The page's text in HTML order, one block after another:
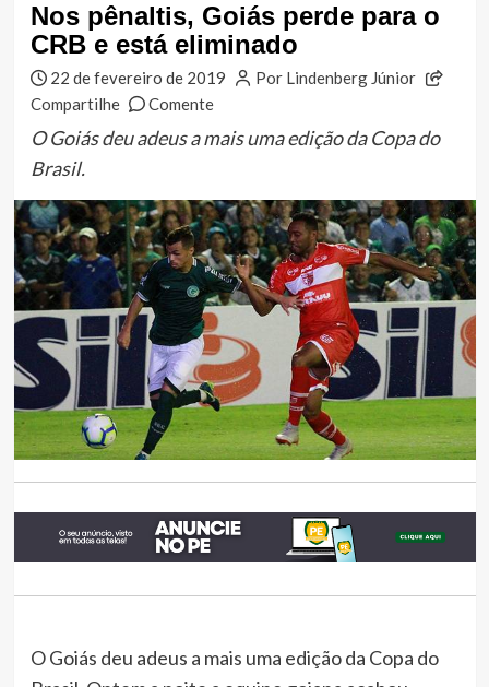
Nos pênaltis, Goiás perde para o
CRB e está eliminado
22 de fevereiro de 2019
Por Lindenberg Júnior
Compartilhe
Comente
O Goiás deu adeus a mais uma edição da Copa do
Brasil.
O Goiás deu adeus a mais uma edição da Copa do